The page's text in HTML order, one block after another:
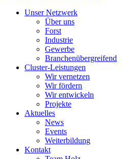
Unser Netzwerk
Über uns
Forst
Industrie
Gewerbe
Branchenübergreifend
Cluster-Leistungen
Wir vernetzen
Wir fördern
Wir entwickeln
Projekte
Aktuelles
News
Events
Weiterbildung
Kontakt